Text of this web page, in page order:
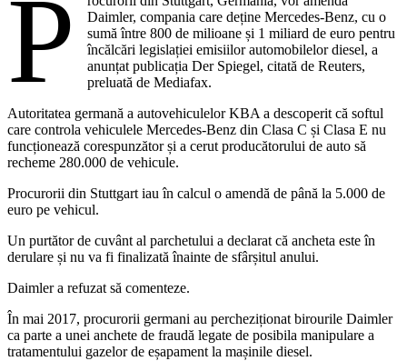
P
Daimler, compania care deține Mercedes-Benz, cu o
sumă între 800 de milioane și 1 miliard de euro pentru
încălcări legislației emisiilor automobilelor diesel, a
anunțat publicația Der Spiegel, citată de Reuters,
preluată de Mediafax.
Autoritatea germană a autovehiculelor KBA a descoperit că softul
care controla vehiculele Mercedes-Benz din Clasa C și Clasa E nu
funcționează corespunzător și a cerut producătorului de auto să
recheme 280.000 de vehicule.
Procurorii din Stuttgart iau în calcul o amendă de până la 5.000 de
euro pe vehicul.
Un purtător de cuvânt al parchetului a declarat că ancheta este în
derulare și nu va fi finalizată înainte de sfârșitul anului.
Daimler a refuzat să comenteze.
În mai 2017, procurorii germani au percheziționat birourile Daimler
ca parte a unei anchete de fraudă legate de posibila manipulare a
tratamentului gazelor de eșapament la mașinile diesel.